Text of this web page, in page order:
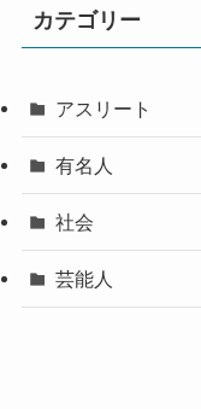
カテゴリー
アスリート
有名人
社会
芸能人